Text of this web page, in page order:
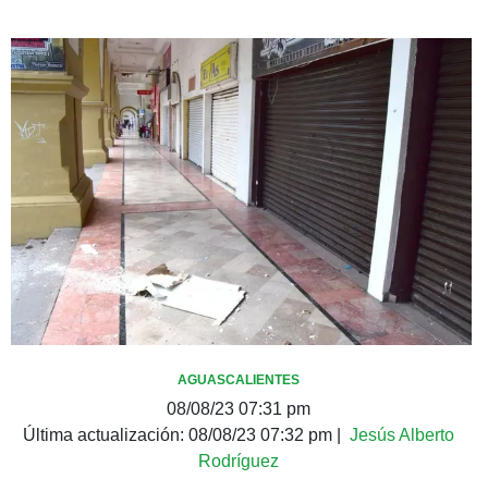
AGUASCALIENTES
08/08/23 07:31 pm
Última actualización: 08/08/23 07:32 pm
Jesús Alberto
Rodríguez